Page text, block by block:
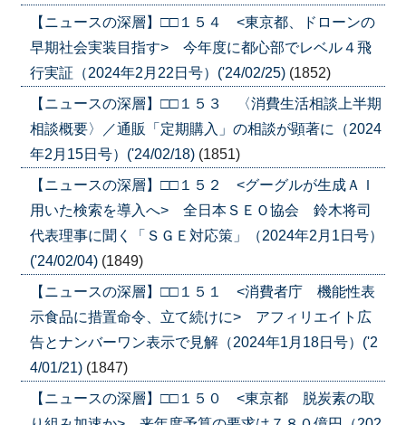
【ニュースの深層】□□１５４ <東京都、ドローンの
早期社会実装目指す> 今年度に都心部でレベル４飛
行実証（2024年2月22日号）('24/02/25) (1852)
【ニュースの深層】□□１５３ 〈消費生活相談上半期
相談概要〉／通販「定期購入」の相談が顕著に（2024
年2月15日号）('24/02/18) (1851)
【ニュースの深層】□□１５２ <グーグルが生成ＡＩ
用いた検索を導入へ> 全日本ＳＥＯ協会 鈴木将司
代表理事に聞く「ＳＧＥ対応策」（2024年2月1日号）
('24/02/04) (1849)
【ニュースの深層】□□１５１ <消費者庁 機能性表
示食品に措置命令、立て続けに> アフィリエイト広
告とナンバーワン表示で見解（2024年1月18日号）('2
4/01/21) (1847)
【ニュースの深層】□□１５０ <東京都 脱炭素の取